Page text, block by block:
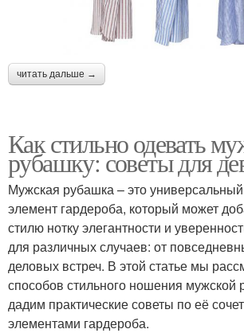
Рубашки в зависимости
Комплекты с клетчатой
рубашкой
Модные рубашки
читать дальше →
Как стильно одевать
рубашку: советы для
Мужская рубашка – это
элемент гардероба, который может
стилю нотку элегантности и
для различных случаев: от
деловых встреч. В этой статье мы
способов стильного ношения мужской
дадим практические советы по её
элементами гардероба.